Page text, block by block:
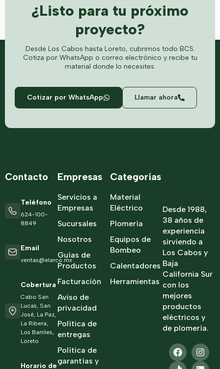
¿Listo para tu próximo
proyecto?
Desde Los Cabos hasta Loreto, cubrimos todo BCS.
Cotiza por WhatsApp o correo electrónico y recibe tu
material donde lo necesites.
Cotizar por WhatsApp Llamar ahora
Desde 1988,
38 años de
experiencia
sirviendo a
Los Cabos y
Baja
California Sur
con los
mejores
productos
eléctricos y
de plomería.
Categorías
Material
Eléctrico
Plomería
Equipos de
Bombeo
Calentadores
Herramientas
Empresas
Servicios a
Empresas
Sucursales
Nosotros
Guías de
Productos
Facturación
Aviso de
privacidad
Política de
entregas
Política de
garantías y
Contacto
Teléfono
624-100-
8849
Email
ventas@elarco.mx
Cobertura
Cabo San
Lucas, San
José, La Paz,
La Ribera,
Los Barriles,
Loreto
Horario de